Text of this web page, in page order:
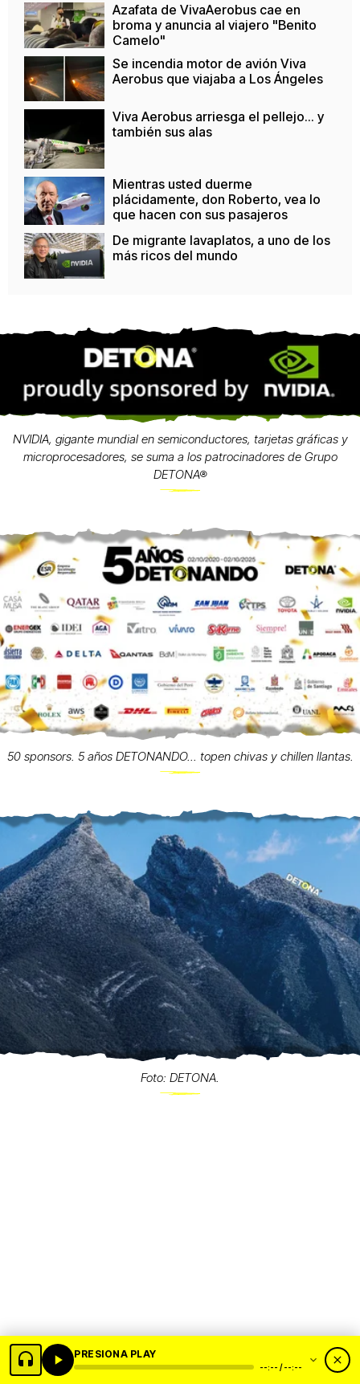
Azafata de VivaAerobus cae en
broma y anuncia al viajero "Benito
Camelo"
Se incendia motor de avión Viva
Aerobus que viajaba a Los Ángeles
Viva Aerobus arriesga el pellejo... y
también sus alas
Mientras usted duerme
plácidamente, don Roberto, vea lo
que hacen con sus pasajeros
De migrante lavaplatos, a uno de los
más ricos del mundo
NVIDIA, gigante mundial en semiconductores, tarjetas gráficas y
microprocesadores, se suma a los patrocinadores de Grupo
DETONA®
50 sponsors. 5 años DETONANDO... topen chivas y chillen llantas.
Foto: DETONA.
PRESIONA PLAY
--:-- / --:--